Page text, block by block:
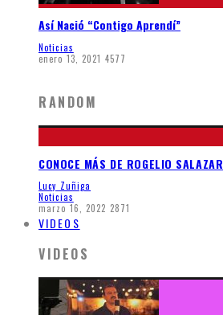
Así Nació “Contigo Aprendí”
Noticias
enero 13, 2021 4577
RANDOM
CONOCE MÁS DE ROGELIO SALAZAR
Lucy Zuñiga
Noticias
marzo 16, 2022 2871
VIDEOS
VIDEOS